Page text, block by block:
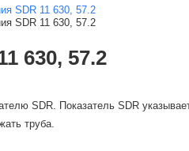
630, 57.2
SDR. Показатель SDR
труба.